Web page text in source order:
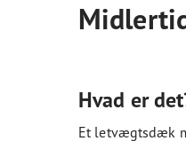
Hvad er
Et letvægtsdæk